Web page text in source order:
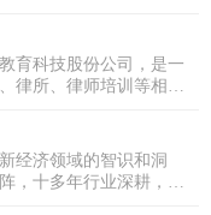
等多个体系单位、官兵
诊、后送的疑难病诊治
院，以研究生教育为
位。
育科技股份公司，是一
律所、律师培训等相关
让法考行业实现对学员
股份挂牌上市。2017
厚大各职能部门的协
阵容。厚大罗翔老师在
经济领域的智识和洞
，十多年行业深耕，为